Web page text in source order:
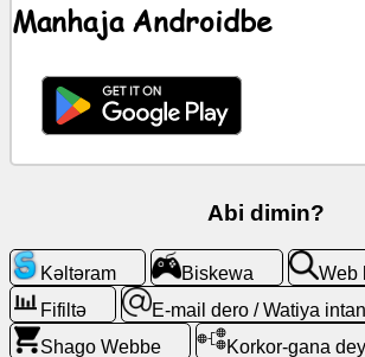
Web
lan
kulasne
Manhaja Androidbe
Abi dimin?
Kǝltǝram Biskewa
Web
Fifiltə
E-mail dero / Watiya
Shago Webbe
Korkor-gana